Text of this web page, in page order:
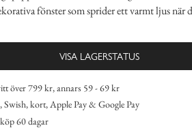
fönster som sprider ett varmt ljus när
VISA LAGERSTATUS
över 799 kr, annars 59 - 69 kr
Swish, kort, Apple Pay & Google Pay
60 dagar